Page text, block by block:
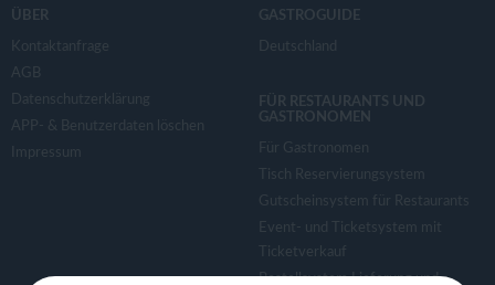
ÜBER
Kontaktanfrage
AGB
Datenschutzerklärung
APP- & Benutzerdaten löschen
Impressum
GASTROGUIDE
Deutschland
FÜR RESTAURANTS UND
GASTRONOMEN
Für Gastronomen
Tisch Reservierungsystem
Gutscheinsystem für Restaurants
Event- und Ticketsystem mit
Ticketverkauf
Bestellsystem Lieferung und